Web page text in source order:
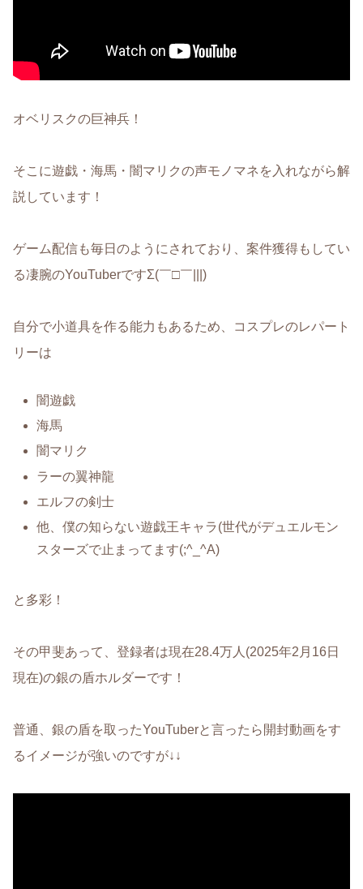
オベリスクの巨神兵！
そこに遊戯・海馬・闇マリクの声モノマネを入れながら解
説しています！
ゲーム配信も毎日のようにされており、案件獲得もしてい
る凄腕のYouTuberですΣ(￣□￣|||)
自分で小道具を作る能力もあるため、コスプレのレパート
リーは
闇遊戯
海馬
闇マリク
ラーの翼神龍
エルフの剣士
他、僕の知らない遊戯王キャラ(世代がデュエルモン
スターズで止まってます(;^_^A)
と多彩！
その甲斐あって、登録者は現在28.4万人(2025年2月16日
現在)の銀の盾ホルダーです！
普通、銀の盾を取ったYouTuberと言ったら開封動画をす
るイメージが強いのですが↓↓